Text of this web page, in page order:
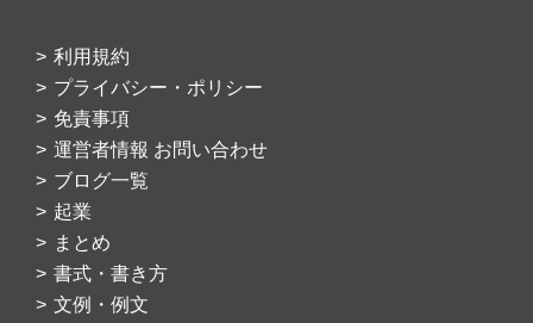
利用規約
プライバシー・ポリシー
免責事項
運営者情報 お問い合わせ
ブログ一覧
起業
まとめ
書式・書き方
文例・例文